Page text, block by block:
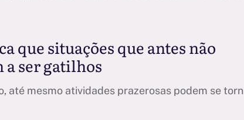
que situações que antes não
a ser gatilhos
até mesmo atividades prazerosas podem se